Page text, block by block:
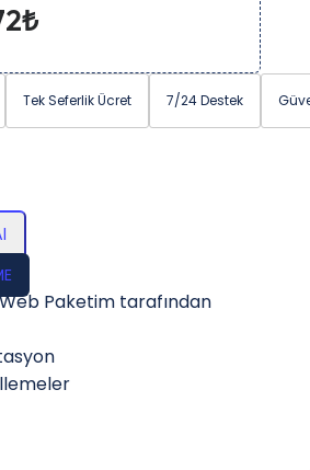
Tek Seferlik Ücret 7/24 Destek
Paketim tarafından